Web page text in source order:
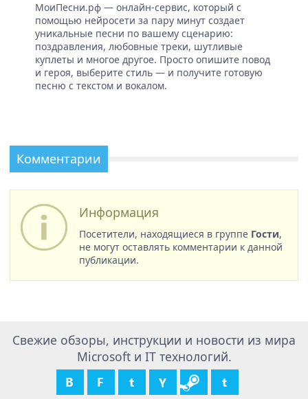
МоиПесни.рф — онлайн-сервис, который с
помощью нейросети за пару минут создает
уникальные песни по вашему сценарию:
поздравления, любовные треки, шутливые
куплеты и многое другое. Просто опишите повод
и героя, выберите стиль — и получите готовую
песню с текстом и вокалом.
Комментарии
Информация
Посетители, находящиеся в группе Гости,
не могут оставлять комментарии к данной
публикации.
Свежие обзоры, инструкции и новости из мира
Microsoft и IT технологий.